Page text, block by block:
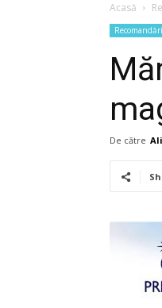
Acasă
Recomandări
De către